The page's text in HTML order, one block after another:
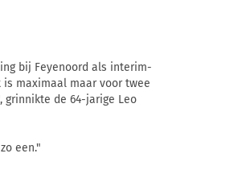
bij Feyenoord als interim-
is maximaal maar voor twee
grinnikte de 64-jarige Leo
een."